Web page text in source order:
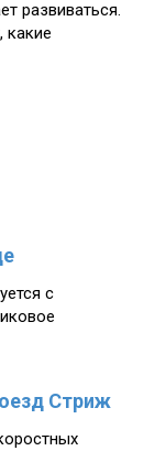
развиваться.
какие
с
Стриж